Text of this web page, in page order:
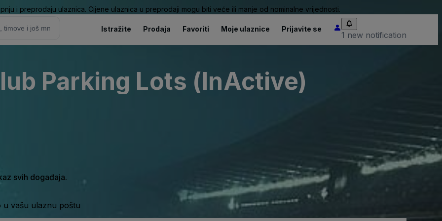
i preprodaju ulaznica. Cijene ulaznica u preprodaji mogu biti veće ili manje od nominalne vrijednosti.
Istražite Prodaja Favoriti Moje ulaznice Prijavite se
1 new notification
Parking Lots (InActive)
svih događaja.
u vašu ulaznu poštu